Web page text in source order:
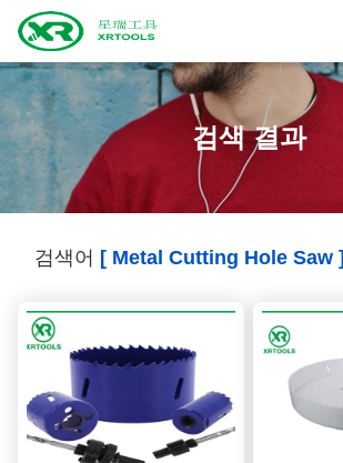
검색 결과
검색어 [ Metal Cutting Hole Saw ]